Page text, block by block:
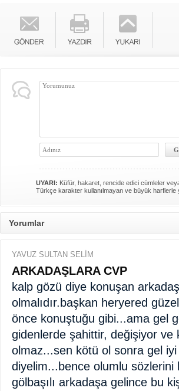
UYARI: Küfür, hakaret, rencide edici cümleler
Türkçe karakter kullanılmayan ve büyük harflerle
Yorumlar
YAVUZ SULTAN SELİM
ARKADAŞLARA CVP
kalp gözü diye konuşan
olmalıdır.başkan heryered
önce konuştuğu gibi...ama gel
gidenlerde şahittir, değişiyor ve
olmaz...sen kötü ol sonra gel
diyelim...bence olumlu sözlerini
gölbaşılı arkadaşa gelince bu